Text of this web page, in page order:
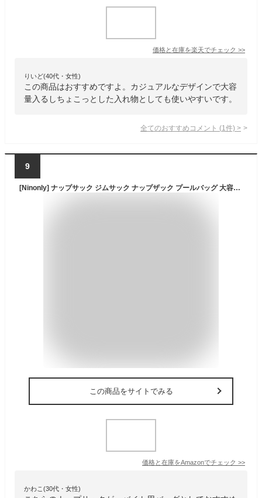
価格と在庫を楽天でチェック >>
りいど(40代・女性)
この商品はおすすめですよ。カジュアルなデザインで大容
量入るしちょこっとした入れ物としても使いやすいです。
全てのおすすめコメント (1 件) >
9
[Ninonly] ナップサック ジムサック ナップザック プールバッグ 大容量 防水 軽量 折り畳み 乾湿分離 多機能 シューズ収納 防水 軽量 水泳 部活 運動 旅行 アウトドア （ブラック）
この商品をサイトでみる
価格と在庫をAmazonでチェック >>
かわこ(30代・女性)